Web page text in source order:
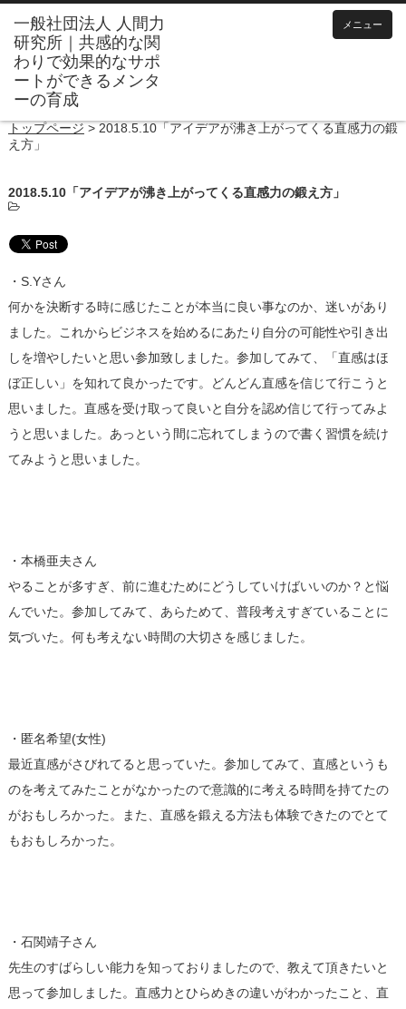
メニュー
トップページ > 2018.5.10「アイデアが沸き上がってくる直感力の鍛
え方」
2018.5.10「アイデアが沸き上がってくる直感力の鍛え方」
・S.Yさん
何かを決断する時に感じたことが本当に良い事なのか、迷いがあり
ました。これからビジネスを始めるにあたり自分の可能性や引き出
しを増やしたいと思い参加致しました。参加してみて、「直感はほ
ぼ正しい」を知れて良かったです。どんどん直感を信じて行こうと
思いました。直感を受け取って良いと自分を認め信じて行ってみよ
うと思いました。あっという間に忘れてしまうので書く習慣を続け
てみようと思いました。
・本橋亜夫さん
やることが多すぎ、前に進むためにどうしていけばいいのか？と悩
んでいた。参加してみて、あらためて、普段考えすぎていることに
気づいた。何も考えない時間の大切さを感じました。
・匿名希望(女性)
最近直感がさびれてると思っていた。参加してみて、直感というも
のを考えてみたことがなかったので意識的に考える時間を持てたの
がおもしろかった。また、直感を鍛える方法も体験できたのでとて
もおもしろかった。
・石関靖子さん
先生のすばらしい能力を知っておりましたので、教えて頂きたいと
思って参加しました。直感力とひらめきの違いがわかったこと、直